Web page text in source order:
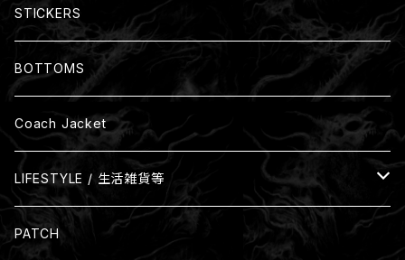
裏パイル
裏起毛
Size: B3(364mm x 515mm)
STICKERS
BOTTOMS
Coach Jacket
LIFESTYLE / 生活雑貨等
Glass
PATCH